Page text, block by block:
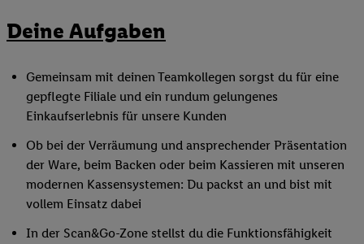
Deine Aufgaben
Gemeinsam mit deinen Teamkollegen sorgst du für eine
gepflegte Filiale und ein rundum gelungenes
Einkaufserlebnis für unsere Kunden
Ob bei der Verräumung und ansprechender Präsentation
der Ware, beim Backen oder beim Kassieren mit unseren
modernen Kassensystemen: Du packst an und bist mit
vollem Einsatz dabei
In der Scan&Go-Zone stellst du die Funktionsfähigkeit